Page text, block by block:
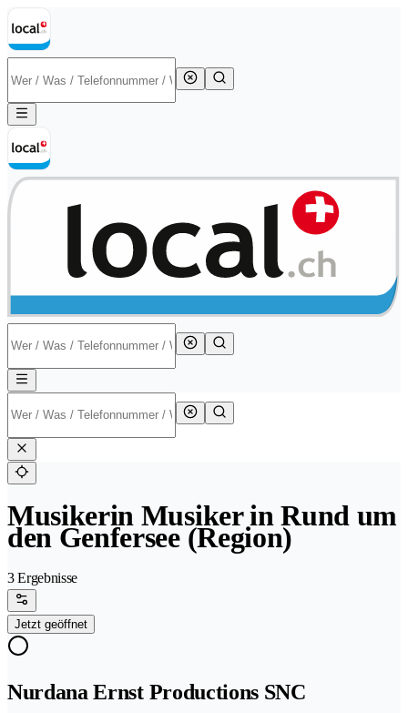
Musikerin Musiker in Rund um
den Genfersee (Region)
3 Ergebnisse
Jetzt geöffnet
Nurdana Ernst Productions SNC